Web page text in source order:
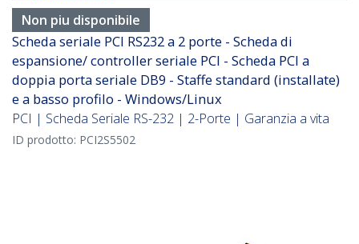
Non piu disponibile
Scheda seriale PCI RS232 a 2 porte - Scheda di
espansione/ controller seriale PCI - Scheda PCI a
doppia porta seriale DB9 - Staffe standard (installate)
e a basso profilo - Windows/Linux
PCI | Scheda Seriale RS-232 | 2-Porte | Garanzia a vita
ID prodotto: PCI2S5502